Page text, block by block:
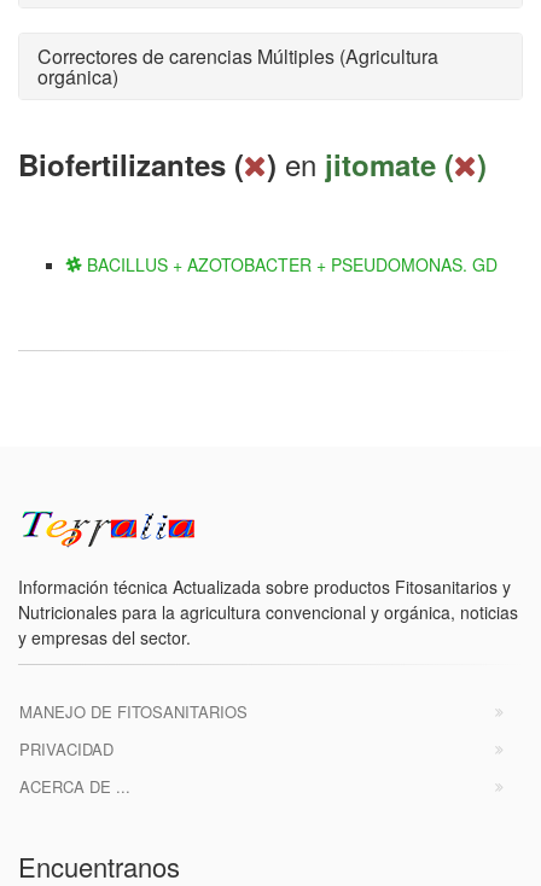
Correctores de carencias Múltiples (Agricultura
orgánica)
Biofertilizantes ( ) en jitomate ( )
BACILLUS + AZOTOBACTER + PSEUDOMONAS. GD
Información técnica Actualizada sobre productos Fitosanitarios y
Nutricionales para la agricultura convencional y orgánica, noticias
y empresas del sector.
MANEJO DE FITOSANITARIOS
PRIVACIDAD
ACERCA DE ...
Encuentranos